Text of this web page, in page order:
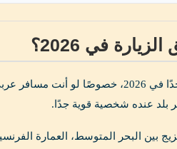
في 2026؟
أيوه، الجزائر تستحق الزيارة جدًا في
بلد عنده شخصية قوية جدًا.
بين البحر المتوسط، العمارة